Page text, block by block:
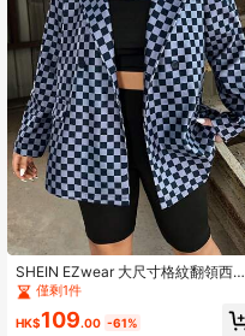
SHEIN EZwear 大尺寸格紋翻領西裝
外套僅剩1件
HK$109.00 -61%